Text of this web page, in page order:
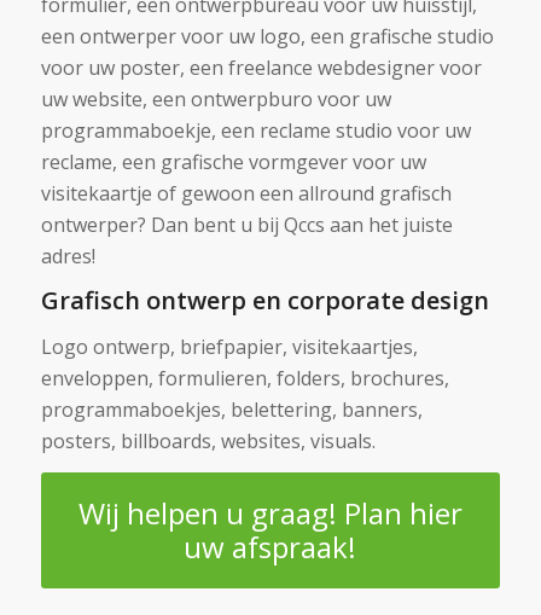
een ontwerper voor uw logo, een grafische studio
voor uw poster, een freelance webdesigner voor
uw website, een ontwerpburo voor uw
programmaboekje, een reclame studio voor uw
reclame, een grafische vormgever voor uw
visitekaartje of gewoon een allround grafisch
ontwerper? Dan bent u bij Qccs aan het juiste
adres!
Grafisch ontwerp en corporate design
Logo ontwerp, briefpapier, visitekaartjes,
enveloppen, formulieren, folders, brochures,
programmaboekjes, belettering, banners,
posters, billboards, websites, visuals.
Wij helpen u graag! Plan hier
uw afspraak!